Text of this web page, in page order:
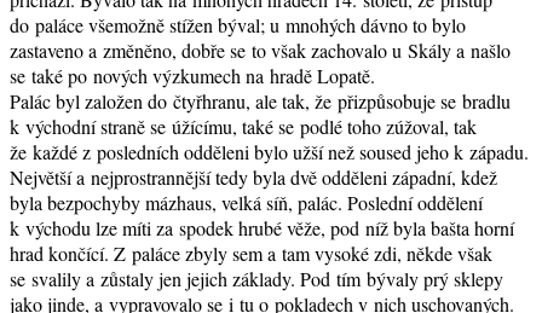
do paláce všemožně stížen býval; u mnohých dávno to bylo
zastaveno a změněno, dobře se to však zachovalo u Skály a našlo
se také po nových výzkumech na hradě Lopatě.
Palác byl založen do čtyřhranu, ale tak, že přizpůsobuje se bradlu
k východní straně se úžícímu, také se podlé toho zúžoval, tak
že každé z posledních odděleni bylo užší než soused jeho k západu.
Největší a nejprostrannější tedy byla dvě odděleni západní, kdež
byla bezpochyby mázhaus, velká síň, palác. Poslední oddělení
k východu lze míti za spodek hrubé věže, pod níž byla bašta horní
hrad končící. Z paláce zbyly sem a tam vysoké zdi, někde však
se svalily a zůstaly jen jejich základy. Pod tím bývaly prý sklepy
jako jinde, a vypravovalo se i tu o pokladech v nich uschovaných.